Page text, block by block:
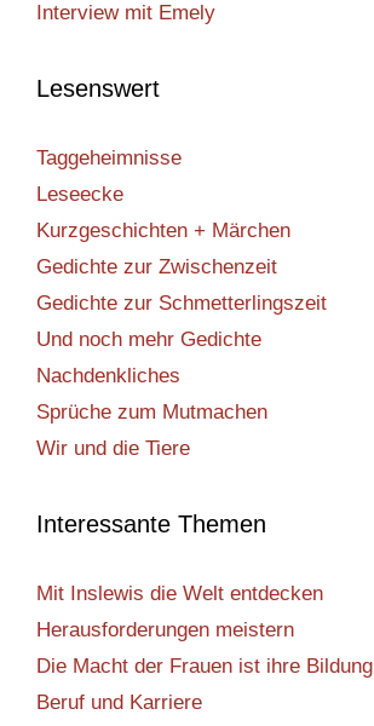
Interview mit Emely
Lesenswert
Taggeheimnisse
Leseecke
Kurzgeschichten + Märchen
Gedichte zur Zwischenzeit
Gedichte zur Schmetterlingszeit
Und noch mehr Gedichte
Nachdenkliches
Sprüche zum Mutmachen
Wir und die Tiere
Interessante Themen
Mit Inslewis die Welt entdecken
Herausforderungen meistern
Die Macht der Frauen ist ihre Bildung
Beruf und Karriere